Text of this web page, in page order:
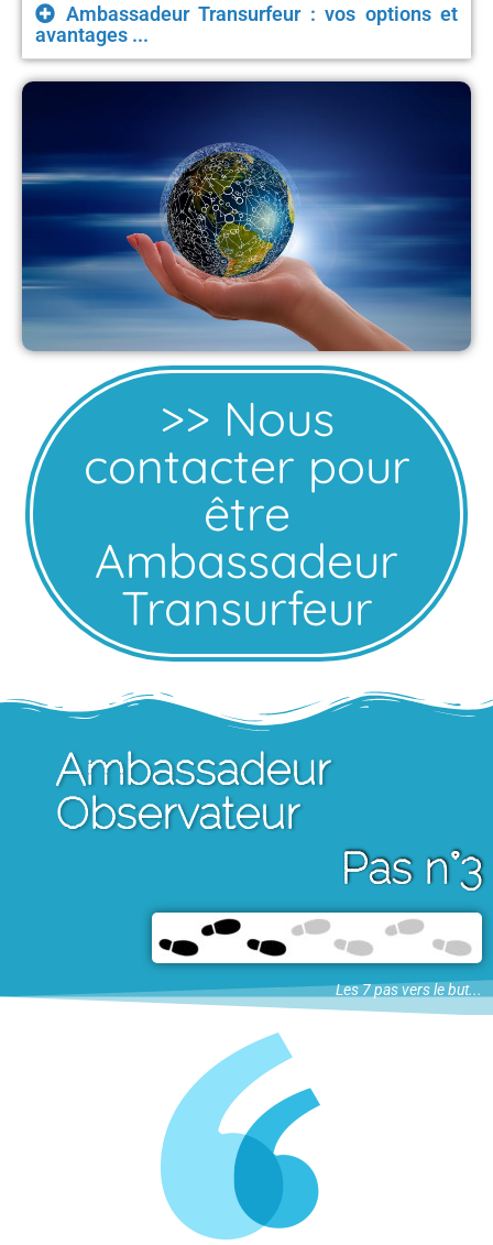
>> Nous
contacter pour
être
Ambassadeur
Transurfeur
Ambassadeur Transurfeur : vos options et
avantages ...
Ambassadeur
Observateur
Pas n°3
Les 7 pas vers le but...